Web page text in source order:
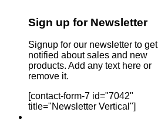
Sign up for Newsletter
Signup for our newsletter to get
notified about sales and new
products. Add any text here or
remove it.
[contact-form-7 id="7042"
title="Newsletter Vertical"]